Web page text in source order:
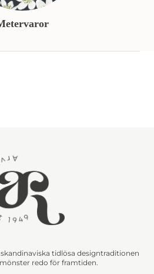
tidlösa designtraditionen
redo för framtiden.